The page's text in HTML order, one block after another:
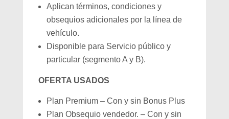
Aplican términos, condiciones y
obsequios adicionales por la línea de
vehículo.
Disponible para Servicio público y
particular (segmento A y B).
OFERTA USADOS
Plan Premium – Con y sin Bonus Plus
Plan Obsequio vendedor. – Con y sin